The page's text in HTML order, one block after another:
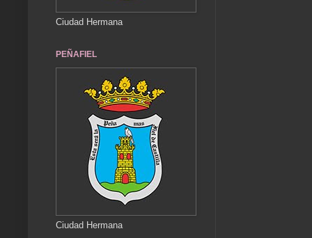
Ciudad Hermana
PEÑAFIEL
Ciudad Hermana